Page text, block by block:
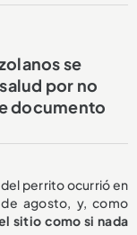
se
por no
documento
perrito ocurrió en
agosto, y, como
sitio como si nada